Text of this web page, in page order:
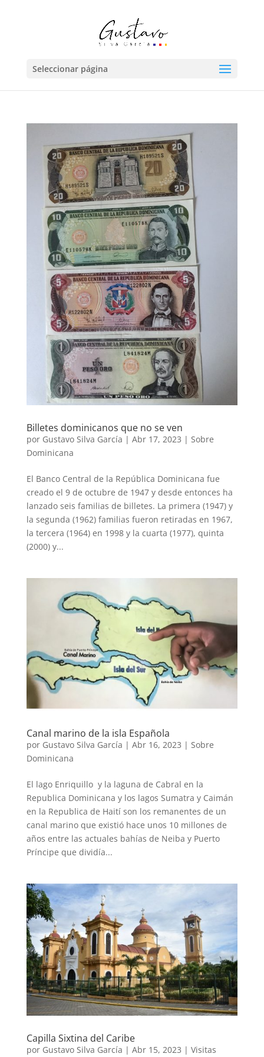
Seleccionar página
Billetes dominicanos que no se ven
por Gustavo Silva García | Abr 17, 2023 | Sobre
Dominicana
El Banco Central de la República Dominicana fue
creado el 9 de octubre de 1947 y desde entonces ha
lanzado seis familias de billetes. La primera (1947) y
la segunda (1962) familias fueron retiradas en 1967,
la tercera (1964) en 1998 y la cuarta (1977), quinta
(2000) y...
Canal marino de la isla Española
por Gustavo Silva García | Abr 16, 2023 | Sobre
Dominicana
El lago Enriquillo y la laguna de Cabral en la
Republica Dominicana y los lagos Sumatra y Caimán
en la Republica de Haití son los remanentes de un
canal marino que existió hace unos 10 millones de
años entre las actuales bahías de Neiba y Puerto
Príncipe que dividía...
Capilla Sixtina del Caribe
por Gustavo Silva García | Abr 15, 2023 | Visitas